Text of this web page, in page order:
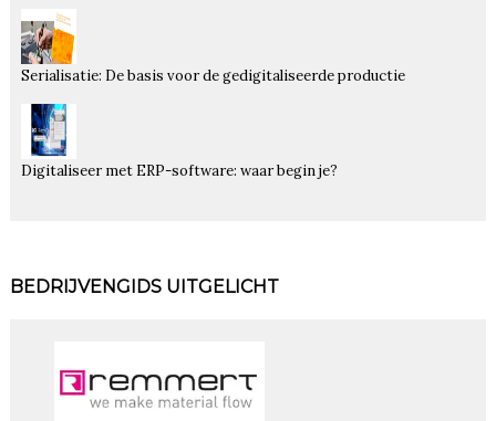
Serialisatie: De basis voor de gedigitaliseerde productie
Digitaliseer met ERP-software: waar begin je?
BEDRIJVENGIDS UITGELICHT